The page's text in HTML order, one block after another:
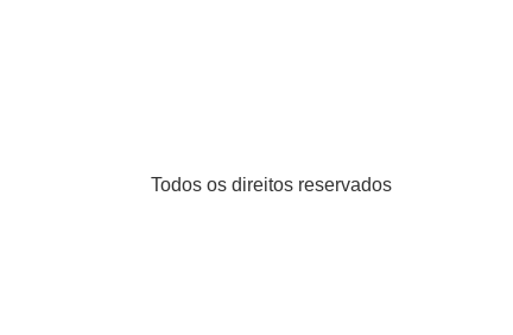
Todos os direitos reservados